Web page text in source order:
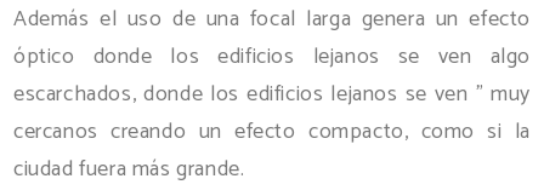
Además el uso de una focal larga genera un efecto
óptico donde los edificios lejanos se ven algo
escarchados, donde los edificios lejanos se ven " muy
cercanos creando un efecto compacto, como si la
ciudad fuera más grande.